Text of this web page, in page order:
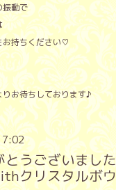
振動で
お持ちください♡
お待ちしております♪
とうございまし
クリスタルボ